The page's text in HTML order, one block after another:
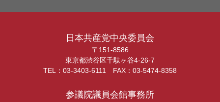
日本共産党中央委員会
〒151-8586
東京都渋谷区千駄ヶ谷4-26-7
TEL：03-3403-6111 FAX：03-5474-8358
参議院議員会館事務所